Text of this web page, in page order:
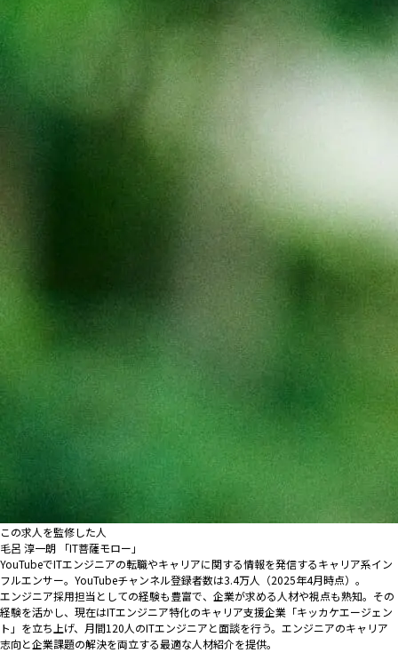
この求人を監修した人
毛呂 淳一朗 「IT菩薩モロー」
YouTubeでITエンジニアの転職やキャリアに関する情報を発信するキャリア系イン
フルエンサー。YouTubeチャンネル登録者数は3.4万人（2025年4月時点）。
エンジニア採用担当としての経験も豊富で、企業が求める人材や視点も熟知。その
経験を活かし、現在はITエンジニア特化のキャリア支援企業「キッカケエージェン
ト」を立ち上げ、月間120人のITエンジニアと面談を行う。エンジニアのキャリア
志向と企業課題の解決を両立する最適な人材紹介を提供。